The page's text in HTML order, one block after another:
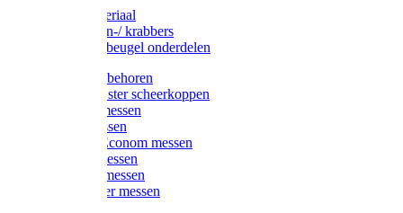
Injectiemateriaal
Hoefmessen-/ krabbers
Hoefbekapbeugel onderdelen
Messen toebehoren
Moser & Oster scheerkoppen
Hauptner messen
Liscop messen
Aesculap/Econom messen
Heiniger messen
Constanta messen
FarmClipper messen